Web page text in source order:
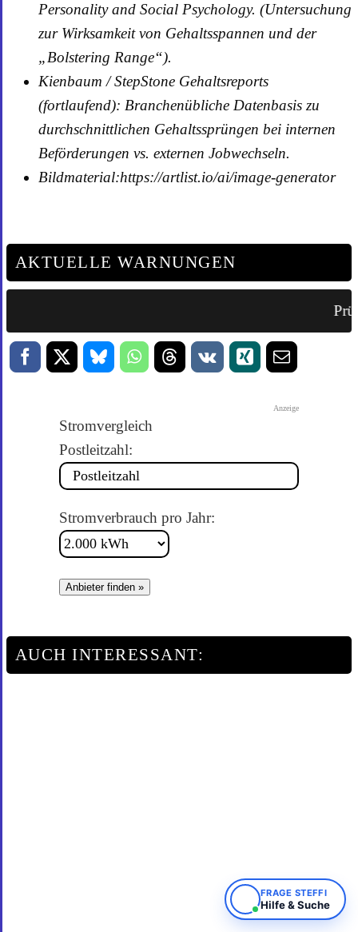
Personality and Social Psychology. (Untersuchung
zur Wirksamkeit von Gehaltsspannen und der
„Bolstering Range“).
Kienbaum / StepStone Gehaltsreports
(fortlaufend): Branchenübliche Datenbasis zu
durchschnittlichen Gehaltssprüngen bei internen
Beförderungen vs. externen Jobwechseln.
Bildmaterial:https://artlist.io/ai/image-generator
AKTUELLE WARNUNGEN
Anzeige
Stromvergleich
Postleitzahl:
Stromverbrauch pro Jahr:
Anbieter finden »
AUCH INTERESSANT:
FRAGE STEFFI
Hilfe & Suche